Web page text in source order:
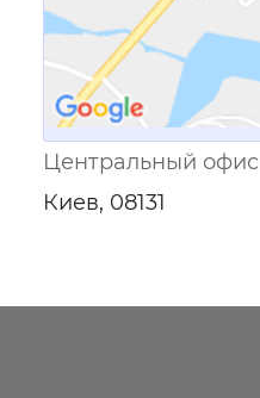
Центральный офис
Киев, 08131